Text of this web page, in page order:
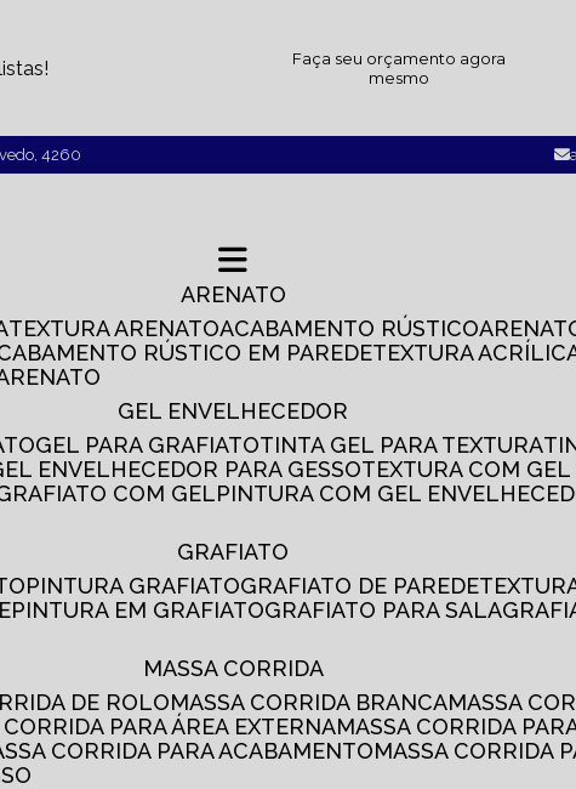
Faça seu orçamento agora
mesmo
4260
ARENATO
TEXTURA ARENATO ACABAMENTO RÚSTICO
RÚSTICO EM PAREDE TEXTURA
GEL ENVELHECEDOR
GEL PARA GRAFIATO TINTA GEL PARA TEXTURA
GEL ENVELHECEDOR PARA GESSO
TEXTURA COM
GRAFIATO COM GEL
PINTURA COM GEL
GRAFIATO
PINTURA GRAFIATO GRAFIATO DE PAREDE
PINTURA EM GRAFIATO GRAFIATO PARA SALA
MASSA CORRIDA
DE ROLO MASSA CORRIDA BRANCA
MASSA
CORRIDA PARA ÁREA EXTERNA
MASSA CORRIDA
CORRIDA PARA ACABAMENTO
MASSA CORRIDA